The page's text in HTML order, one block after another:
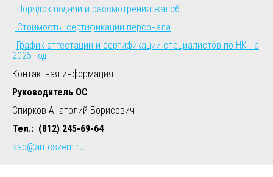
- Порядок подачи и рассмотрения жалоб
- Стоимость сертификации персонала
- График аттестации и сертификации специалистов по НК на
2025 год
Контактная информация:
Руководитель ОС
Спирков Анатолий Борисович
Тел.: (812) 245-69-64
sab@antcszem.ru